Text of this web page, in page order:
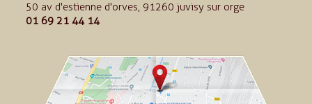
50 av d'estienne d'orves, 91260 juvisy sur orge
01 69 21 44 14